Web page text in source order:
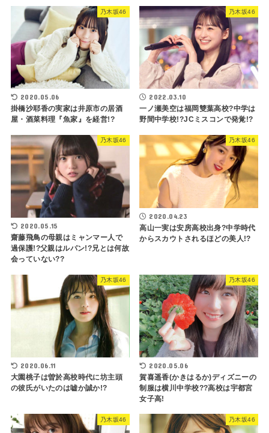
乃木坂46
2020.05.06
掛橋沙耶香の実家は井原市の居酒
屋・酒菜料理『魚家』を経営!?
乃木坂46
2022.03.10
一ノ瀬美空は福岡雙葉高校?中学は
野間中学校!?JCミスコンで発覚!?
乃木坂46
2020.05.15
齋藤飛鳥の母親はミャンマー人で
過保護!?父親はルパン!?兄とは何故
会っていない??
乃木坂46
2020.04.23
高山一実は安房高校出身?中学時代
からスカウトされるほどの美人!?
乃木坂46
2020.06.11
大園桃子は曽於高校時代に坊主頭
の彼氏がいたのは嘘か誠か!?
乃木坂46
2020.05.06
賀喜遥香(かきはるか)ディズニーの
制服は横川中学校??高校は宇都宮
女子高!
乃木坂46 乃木坂46